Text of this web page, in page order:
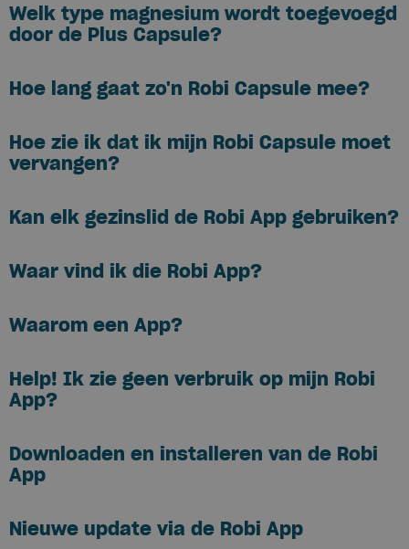
Welk type magnesium wordt toegevoegd
door de Plus Capsule?
Hoe lang gaat zo'n Robi Capsule mee?
Hoe zie ik dat ik mijn Robi Capsule moet
vervangen?
Kan elk gezinslid de Robi App gebruiken?
Waar vind ik die Robi App?
Waarom een App?
Help! Ik zie geen verbruik op mijn Robi
App?
Downloaden en installeren van de Robi
App
Nieuwe update via de Robi App